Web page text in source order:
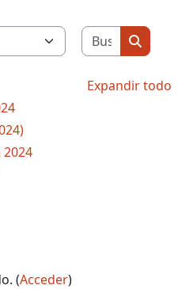
Buscar
Expandir todo
(Acceder)